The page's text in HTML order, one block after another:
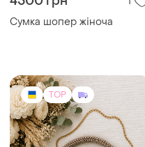
2490 грн
бежевая
TOP